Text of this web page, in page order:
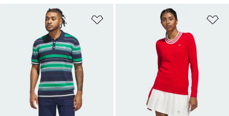
Tambahkan ke Wishlist